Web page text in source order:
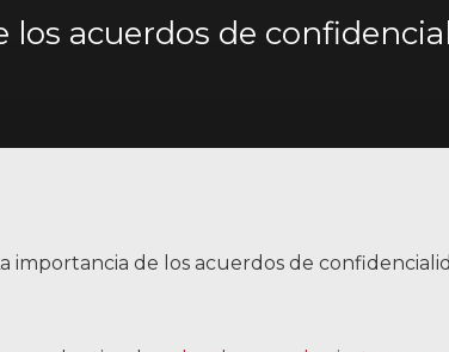
los acuerdos de
importancia de los acuerdos de